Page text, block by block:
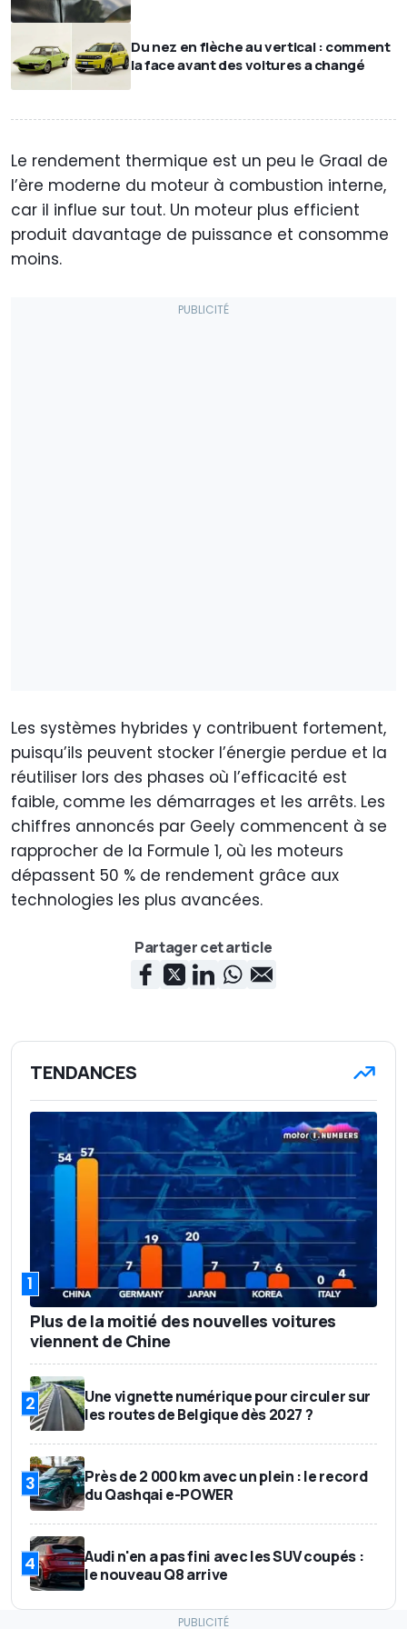
Du nez en flèche au vertical : comment
la face avant des voitures a changé
Le rendement thermique est un peu le Graal de
l’ère moderne du moteur à combustion interne,
car il influe sur tout. Un moteur plus efficient
produit davantage de puissance et consomme
moins.
Les systèmes hybrides y contribuent fortement,
puisqu’ils peuvent stocker l’énergie perdue et la
réutiliser lors des phases où l’efficacité est
faible, comme les démarrages et les arrêts. Les
chiffres annoncés par Geely commencent à se
rapprocher de la Formule 1, où les moteurs
dépassent 50 % de rendement grâce aux
technologies les plus avancées.
Partager cet article
TENDANCES
1
Plus de la moitié des nouvelles voitures
viennent de Chine
2
Une vignette numérique pour circuler sur
les routes de Belgique dès 2027 ?
3
Près de 2 000 km avec un plein : le record
du Qashqai e-POWER
4
Audi n'en a pas fini avec les SUV coupés :
le nouveau Q8 arrive